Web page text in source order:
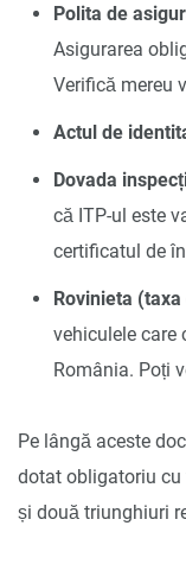
Polita de
Asigurarea
Verifică mereu
Actul de
Dovada
că ITP-ul este
certificatul de
Rovinieta
vehiculele care
România. Poți
Pe lângă aceste
dotat obligatoriu cu
și două triunghiuri